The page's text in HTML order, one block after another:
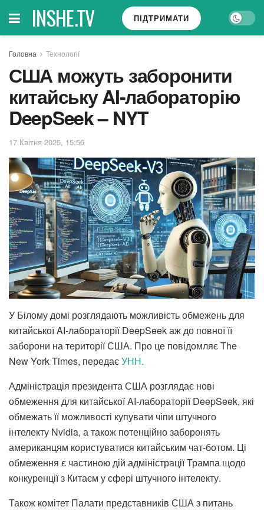
INSHE.TV ПІДТРИМАТИ
Головна Технології
США можуть заборонити
китайську AI-лабораторію
DeepSeek – NYT
17 Квітня 2025, 15:56
У Білому домі розглядають можливість обмежень для
китайської AI-лабораторії DeepSeek аж до повної її
заборони на території США. Про це повідомляє The
New York Times, передаєУНН.
Адміністрація президента США розглядає нові
обмеження для китайської AI-лабораторії DeepSeek, які
обмежать її можливості купувати чіпи штучного
інтелекту Nvidia, а також потенційно заборонять
американцям користуватися китайським чат-ботом. Ці
обмеження є частиною дій адміністрації Трампа щодо
конкуренції з Китаєм у сфері штучного інтелекту.
Також комітет Палати представників США з питань